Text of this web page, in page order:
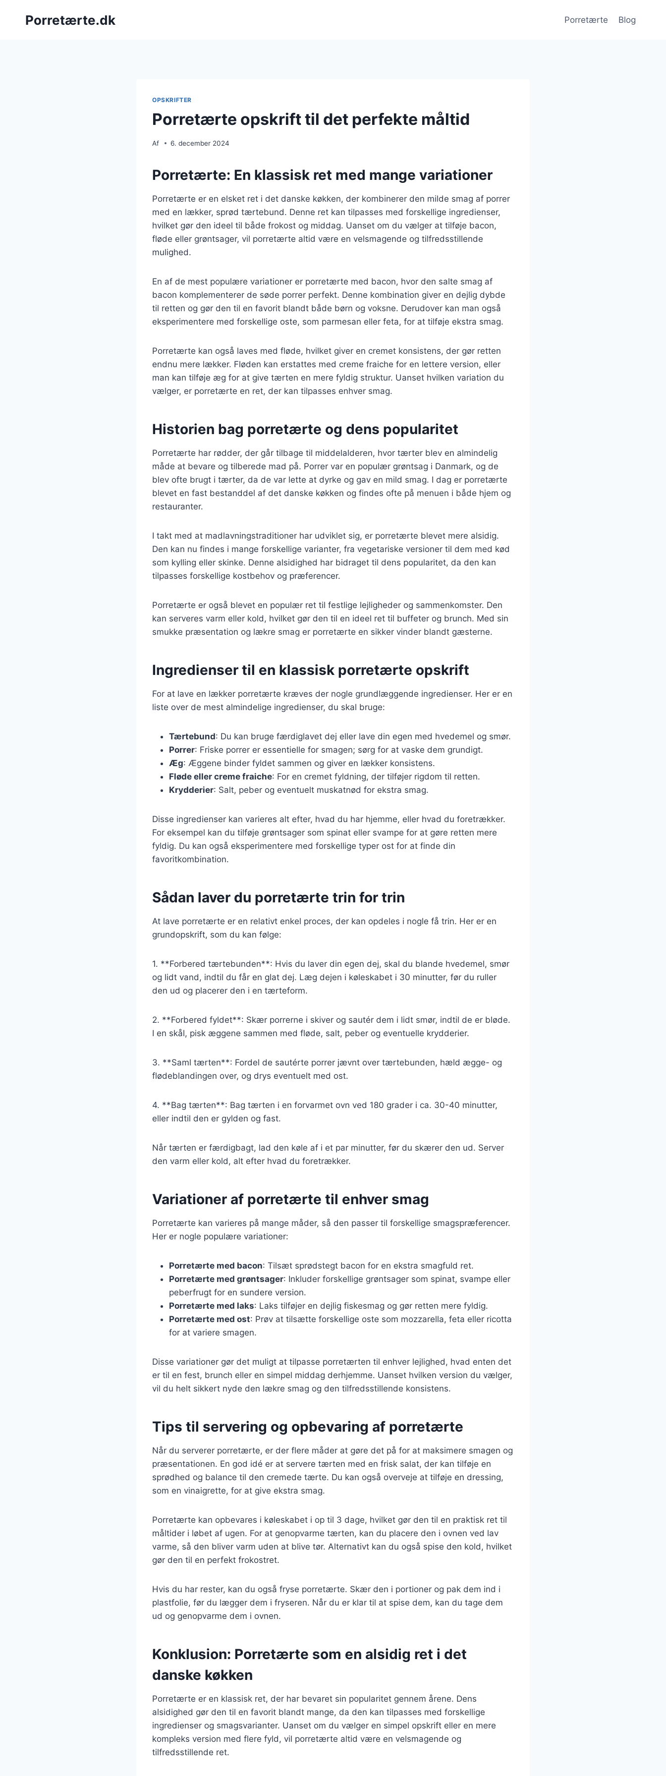
Porretærte.dk Porretærte Blog
OPSKRIFTER
Porretærte opskrift til det perfekte måltid
Af 6. december 2024
Porretærte: En klassisk ret med mange variationer
Porretærte er en elsket ret i det danske køkken, der kombinerer den milde smag af porrer
med en lækker, sprød tærtebund. Denne ret kan tilpasses med forskellige ingredienser,
hvilket gør den ideel til både frokost og middag. Uanset om du vælger at tilføje bacon,
fløde eller grøntsager, vil porretærte altid være en velsmagende og tilfredsstillende
mulighed.
En af de mest populære variationer er porretærte med bacon, hvor den salte smag af
bacon komplementerer de søde porrer perfekt. Denne kombination giver en dejlig dybde
til retten og gør den til en favorit blandt både børn og voksne. Derudover kan man også
eksperimentere med forskellige oste, som parmesan eller feta, for at tilføje ekstra smag.
Porretærte kan også laves med fløde, hvilket giver en cremet konsistens, der gør retten
endnu mere lækker. Fløden kan erstattes med creme fraiche for en lettere version, eller
man kan tilføje æg for at give tærten en mere fyldig struktur. Uanset hvilken variation du
vælger, er porretærte en ret, der kan tilpasses enhver smag.
Historien bag porretærte og dens popularitet
Porretærte har rødder, der går tilbage til middelalderen, hvor tærter blev en almindelig
måde at bevare og tilberede mad på. Porrer var en populær grøntsag i Danmark, og de
blev ofte brugt i tærter, da de var lette at dyrke og gav en mild smag. I dag er porretærte
blevet en fast bestanddel af det danske køkken og findes ofte på menuen i både hjem og
restauranter.
I takt med at madlavningstraditioner har udviklet sig, er porretærte blevet mere alsidig.
Den kan nu findes i mange forskellige varianter, fra vegetariske versioner til dem med kød
som kylling eller skinke. Denne alsidighed har bidraget til dens popularitet, da den kan
tilpasses forskellige kostbehov og præferencer.
Porretærte er også blevet en populær ret til festlige lejligheder og sammenkomster. Den
kan serveres varm eller kold, hvilket gør den til en ideel ret til buffeter og brunch. Med sin
smukke præsentation og lækre smag er porretærte en sikker vinder blandt gæsterne.
Ingredienser til en klassisk porretærte opskrift
For at lave en lækker porretærte kræves der nogle grundlæggende ingredienser. Her er en
liste over de mest almindelige ingredienser, du skal bruge:
Tærtebund: Du kan bruge færdiglavet dej eller lave din egen med hvedemel og smør.
Porrer: Friske porrer er essentielle for smagen; sørg for at vaske dem grundigt.
Æg: Æggene binder fyldet sammen og giver en lækker konsistens.
Fløde eller creme fraiche: For en cremet fyldning, der tilføjer rigdom til retten.
Krydderier: Salt, peber og eventuelt muskatnød for ekstra smag.
Disse ingredienser kan varieres alt efter, hvad du har hjemme, eller hvad du foretrækker.
For eksempel kan du tilføje grøntsager som spinat eller svampe for at gøre retten mere
fyldig. Du kan også eksperimentere med forskellige typer ost for at finde din
favoritkombination.
Sådan laver du porretærte trin for trin
At lave porretærte er en relativt enkel proces, der kan opdeles i nogle få trin. Her er en
grundopskrift, som du kan følge:
1. **Forbered tærtebunden**: Hvis du laver din egen dej, skal du blande hvedemel, smør
og lidt vand, indtil du får en glat dej. Læg dejen i køleskabet i 30 minutter, før du ruller
den ud og placerer den i en tærteform.
2. **Forbered fyldet**: Skær porrerne i skiver og sautér dem i lidt smør, indtil de er bløde.
I en skål, pisk æggene sammen med fløde, salt, peber og eventuelle krydderier.
3. **Saml tærten**: Fordel de sautérte porrer jævnt over tærtebunden, hæld ægge- og
flødeblandingen over, og drys eventuelt med ost.
4. **Bag tærten**: Bag tærten i en forvarmet ovn ved 180 grader i ca. 30-40 minutter,
eller indtil den er gylden og fast.
Når tærten er færdigbagt, lad den køle af i et par minutter, før du skærer den ud. Server
den varm eller kold, alt efter hvad du foretrækker.
Variationer af porretærte til enhver smag
Porretærte kan varieres på mange måder, så den passer til forskellige smagspræferencer.
Her er nogle populære variationer:
Porretærte med bacon: Tilsæt sprødstegt bacon for en ekstra smagfuld ret.
Porretærte med grøntsager: Inkluder forskellige grøntsager som spinat, svampe eller
peberfrugt for en sundere version.
Porretærte med laks: Laks tilføjer en dejlig fiskesmag og gør retten mere fyldig.
Porretærte med ost: Prøv at tilsætte forskellige oste som mozzarella, feta eller ricotta
for at variere smagen.
Disse variationer gør det muligt at tilpasse porretærten til enhver lejlighed, hvad enten det
er til en fest, brunch eller en simpel middag derhjemme. Uanset hvilken version du vælger,
vil du helt sikkert nyde den lækre smag og den tilfredsstillende konsistens.
Tips til servering og opbevaring af porretærte
Når du serverer porretærte, er der flere måder at gøre det på for at maksimere smagen og
præsentationen. En god idé er at servere tærten med en frisk salat, der kan tilføje en
sprødhed og balance til den cremede tærte. Du kan også overveje at tilføje en dressing,
som en vinaigrette, for at give ekstra smag.
Porretærte kan opbevares i køleskabet i op til 3 dage, hvilket gør den til en praktisk ret til
måltider i løbet af ugen. For at genopvarme tærten, kan du placere den i ovnen ved lav
varme, så den bliver varm uden at blive tør. Alternativt kan du også spise den kold, hvilket
gør den til en perfekt frokostret.
Hvis du har rester, kan du også fryse porretærte. Skær den i portioner og pak dem ind i
plastfolie, før du lægger dem i fryseren. Når du er klar til at spise dem, kan du tage dem
ud og genopvarme dem i ovnen.
Konklusion: Porretærte som en alsidig ret i det
danske køkken
Porretærte er en klassisk ret, der har bevaret sin popularitet gennem årene. Dens
alsidighed gør den til en favorit blandt mange, da den kan tilpasses med forskellige
ingredienser og smagsvarianter. Uanset om du vælger en simpel opskrift eller en mere
kompleks version med flere fyld, vil porretærte altid være en velsmagende og
tilfredsstillende ret.